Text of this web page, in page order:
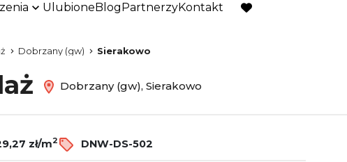
UlubioneBlogPartnerzyKontakt
favorite
Dobrzany (gw) Sierakowo
Dobrzany (gw), Sierakowo
zł/m2 DNW-DS-502